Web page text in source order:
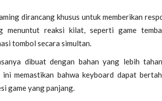
dirancang khusus untuk memberikan
menuntut reaksi kilat, seperti game
tombol secara simultan.
dibuat dengan bahan yang lebih
memastikan bahwa keyboard dapat
game yang panjang.